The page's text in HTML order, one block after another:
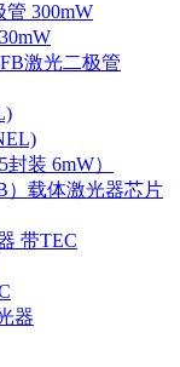
管 300mW
激光二极管
装 6mW）
）载体激光器芯片
带TEC
器